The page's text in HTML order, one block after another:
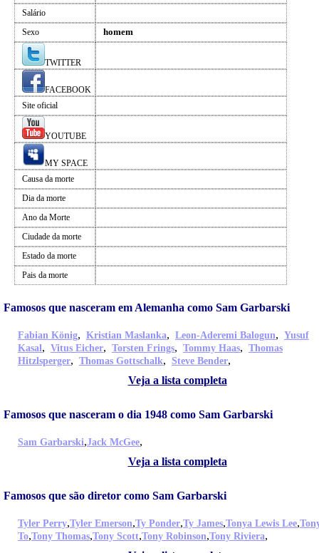
Salário
Sexo
homem
TWITTER
FACEBOOK
Site oficial
YOUTUBE
MY SPACE
Causa da morte
Dia da morte
Ano da Morte
Ciudade da morte
Estado da morte
Pais da morte
Famosos que nasceram em Alemanha como Sam Garbarski
Fabian König, Kristian Maslanka, Leon-Aderemi Balogun, Yusuf
Kasal, Vitus Eicher, Torsten Frings, Tommy Haas, Thomas
Hitzlsperger, Thomas Gottschalk, Steve Bender,
Veja a lista completa
Famosos que nasceram o dia 1948 como Sam Garbarski
Sam Garbarski,Jack McGee,
Veja a lista completa
Famosos que são diretor como Sam Garbarski
Tyler Perry,Tyler Emerson,Ty Ponder,Ty James,Tonya Lewis Lee,
To,Tony Thomas,Tony Scott,Tony Robinson,Tony Riviera,